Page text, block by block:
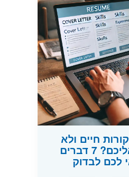
חיים ולא
חוזרים אליכם? 7 דברים
לכם לבדוק